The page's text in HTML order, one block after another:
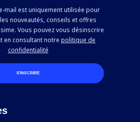
mail est uniquement utilisée pour
nouveautés, conseils et offres
Vous pouvez vous désinscrire
en consultant notre politique de
confidentialité
S’INSCRIRE